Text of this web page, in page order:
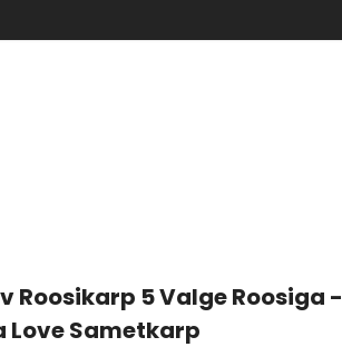
Roosikarp 5 Valge Roosiga -
Love Sametkarp